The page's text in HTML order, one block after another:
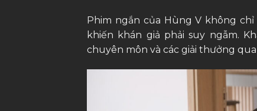
Phim ngắn của Hùng V không
khiến khán giả phải suy ngẫm.
chuyên môn và các giải thưởng